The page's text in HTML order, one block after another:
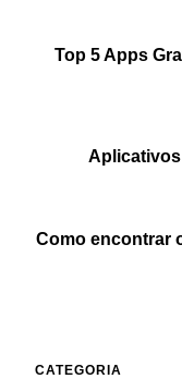
Top 5 Apps
Como encontrar
CATEGORIA